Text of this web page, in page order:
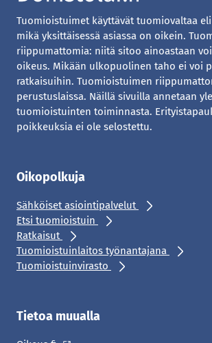
Tuomioistuimet käyttävät tuomiovaltaa
mikä yksittäisessä asiassa on oikein.
riippumattomia: niitä sitoo ainoastaan
oikeus. Mikään ulkopuolinen taho ei voi
ratkaisuihin. Tuomioistuimen
perustuslaissa. Näillä sivuilla annetaan
tuomioistuinten toiminnasta.
poikkeuksia ei ole selostettu.
Oikopolkuja
Sähköiset asiointipalvelut
Etsi tuomioistuin
Ratkaisut
Tuomioistuinlaitos työnantajana
Tuomioistuinvirasto
Tietoa muualla